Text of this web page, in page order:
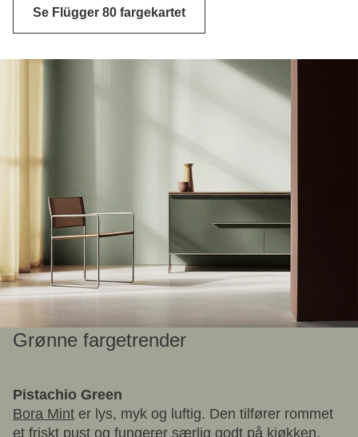
Se Flügger 80 fargekartet
Grønne fargetrender
Pistachio Green
Bora Mint er lys, myk og luftig. Den tilfører rommet
et friskt pust og fungerer særlig godt på kjøkken,